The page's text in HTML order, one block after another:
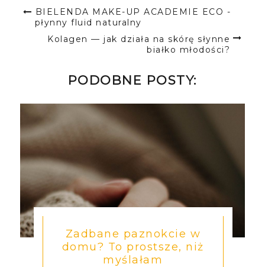
BIELENDA MAKE-UP ACADEMIE ECO -
płynny fluid naturalny
Kolagen — jak działa na skórę słynne
białko młodości?
PODOBNE POSTY:
Zadbane paznokcie w
domu? To prostsze, niż
myślałam